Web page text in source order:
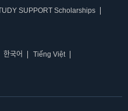
SUPPORT Scholarships
한국어
Tiếng Việt